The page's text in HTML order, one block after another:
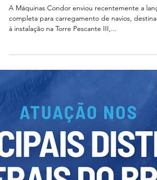
A Máquinas Condor enviou recentemente a lança
completa para carregamento de navios,
à instalação na Torre Pescante III,...